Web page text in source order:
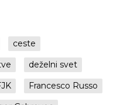
ceste
deželni svet
Francesco Russo